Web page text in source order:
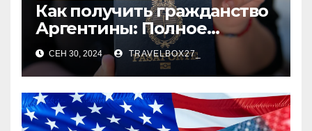
Как получить гражданство
Аргентины: Полное
руководство
СЕН 30, 2024 TRAVELBOX27_